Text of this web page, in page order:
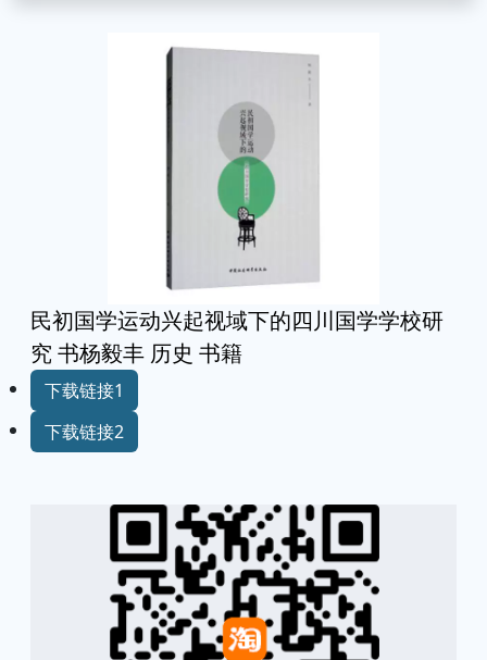
民初国学运动兴起视域下的四川国学学校研
究 书杨毅丰 历史 书籍
下载链接1
下载链接2